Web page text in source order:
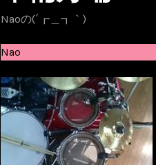
Naoの(´┏＿┓｀)
Nao